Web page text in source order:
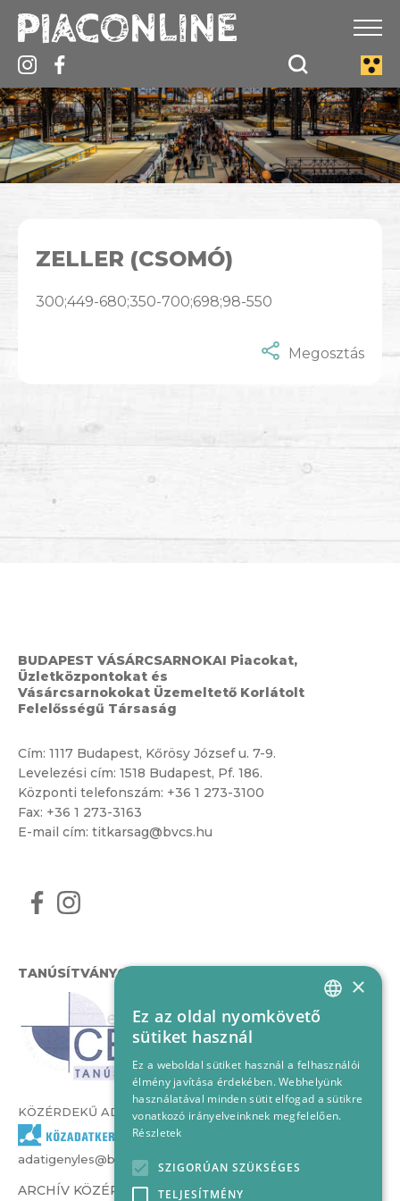
ZELLER (CSOMÓ)
300;449-680;350-700;698;98-550
Megosztás
BUDAPEST VÁSÁRCSARNOKAI Piacokat,
Üzletközpontokat és
Vásárcsarnokokat Üzemeltető Korlátolt
Felelősségű Társaság
Cím: 1117 Budapest, Kőrösy József u. 7-9.
Levelezési cím: 1518 Budapest, Pf. 186.
Központi telefonszám: +36 1 273-3100
Fax: +36 1 273-3163
E-mail cím: titkarsag@bvcs.hu
TANÚSÍTVÁNYOK
KÖZÉRDEKŰ ADATOK
adatigenyles@bvcs.hu
ARCHÍV KÖZÉRDEKŰ ADATOK –
HUNGARIAN
×
Ez az oldal nyomkövető
sütiket használ
Ez a weboldal sütiket használ a felhasználói
élmény javítása érdekében. Webhelyünk
használatával minden sütit elfogad a sütikre
vonatkozó irányelveinknek megfelelően.
Részletek
SZIGORÚAN SZÜKSÉGES
TELJESÍTMÉNY